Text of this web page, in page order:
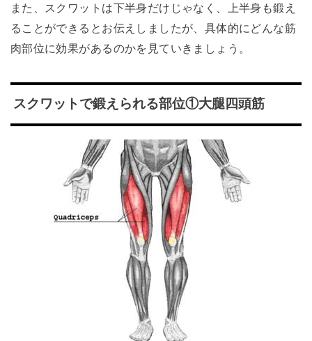
また、スクワットは下半身だけじゃなく、上半身も鍛え
ることができるとお伝えしましたが、具体的にどんな筋
肉部位に効果があるのかを見ていきましょう。
スクワットで鍛えられる部位①大腿四頭筋